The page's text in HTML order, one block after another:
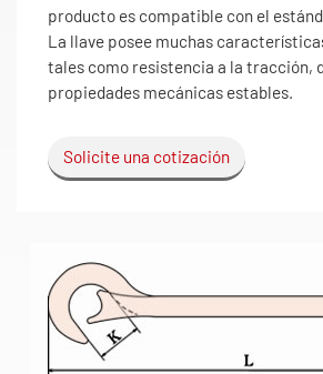
producto es compatible con el
La llave posee muchas
tales como resistencia a la tracción,
propiedades mecánicas estables.
Solicite una cotización